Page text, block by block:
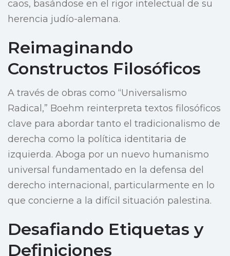
caos, basándose en el rigor intelectual de su
herencia judío-alemana.
Reimaginando
Constructos Filosóficos
A través de obras como “Universalismo
Radical,” Boehm reinterpreta textos filosóficos
clave para abordar tanto el tradicionalismo de
derecha como la política identitaria de
izquierda. Aboga por un nuevo humanismo
universal fundamentado en la defensa del
derecho internacional, particularmente en lo
que concierne a la difícil situación palestina.
Desafiando Etiquetas y
Definiciones